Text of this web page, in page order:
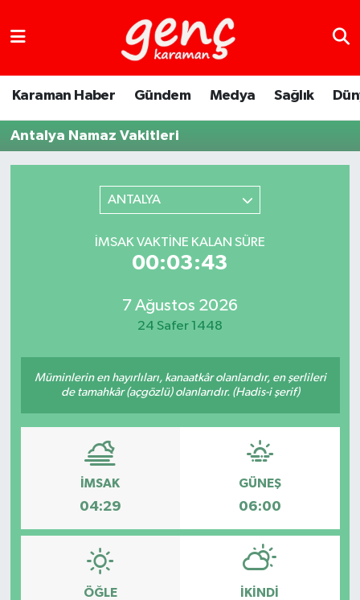
Karaman Haber Gündem Medya Sağlık
Antalya Namaz Vakitleri
ANTALYA
İMSAK VAKTINE KALAN SÜRE
00:03:43
7 Ağustos 2026
24 Safer 1448
Müminlerin en hayırlıları, kanaatkâr olanlarıdır, en şerlileri
de tamahkâr (açgözlü) olanlarıdır. (Hadis-i şerif)
İMSAK
04:29
GÜNEŞ
06:00
ÖĞLE İKINDI